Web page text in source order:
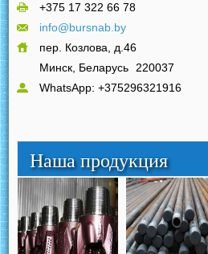
+375 17 322 66 78
info@bursnab.by
пер. Козлова, д.46
Минск, Беларусь 220037
WhatsApp: +375296321916
Наша продукция